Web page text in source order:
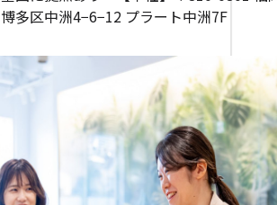
博多区中洲4−6−12 プラート中洲7F